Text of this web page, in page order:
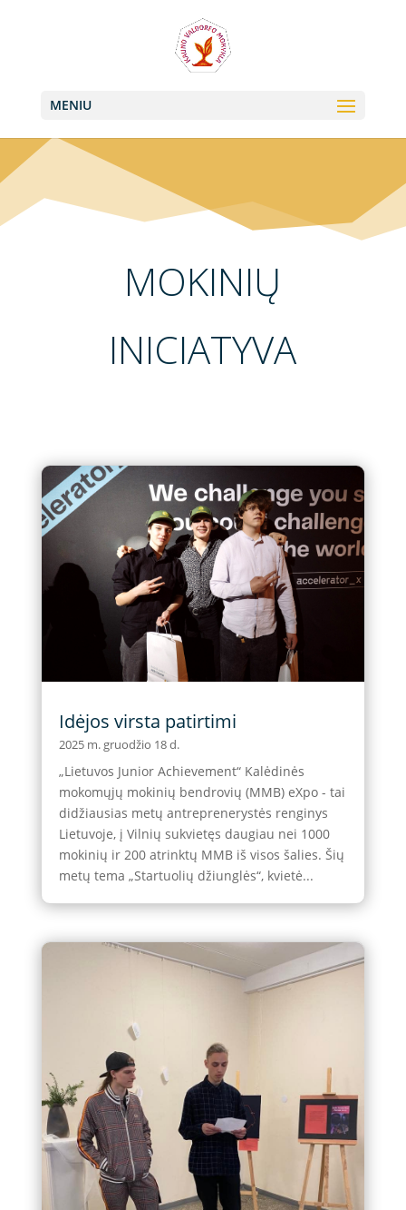
MENIU
MOKINIŲ
INICIATYVA
Idėjos virsta patirtimi
2025 m. gruodžio 18 d.
„Lietuvos Junior Achievement“ Kalėdinės
mokomųjų mokinių bendrovių (MMB) eXpo - tai
didžiausias metų antreprenerystės renginys
Lietuvoje, į Vilnių sukvietęs daugiau nei 1000
mokinių ir 200 atrinktų MMB iš visos šalies. Šių
metų tema „Startuolių džiunglės“, kvietė...